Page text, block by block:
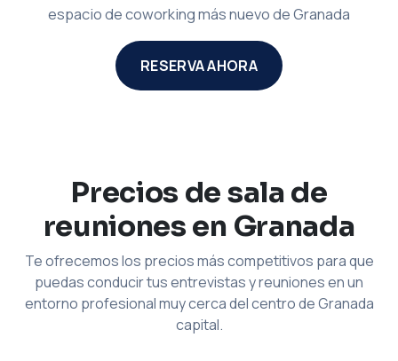
espacio de coworking más nuevo de Granada
RESERVA AHORA
Precios de sala de
reuniones en Granada
Te ofrecemos los precios más competitivos para que
puedas conducir tus entrevistas y reuniones en un
entorno profesional muy cerca del centro de Granada
capital.